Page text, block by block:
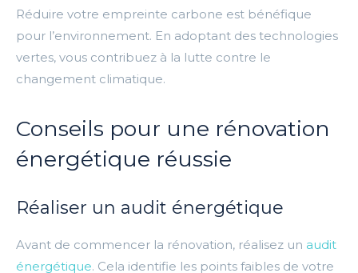
Réduire votre empreinte carbone est bénéfique
pour l’environnement. En adoptant des technologies
vertes, vous contribuez à la lutte contre le
changement climatique.
Conseils pour une rénovation
énergétique réussie
Réaliser un audit énergétique
Avant de commencer la rénovation, réalisez un audit
énergétique. Cela identifie les points faibles de votre